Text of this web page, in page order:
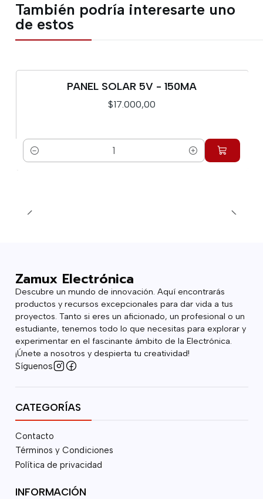
También podría interesarte uno
de estos
PANEL SOLAR 5V - 150MA
$17.000,00
Cantidad
Zamux Electrónica
Descubre un mundo de innovación. Aquí encontrarás
productos y recursos excepcionales para dar vida a tus
proyectos. Tanto si eres un aficionado, un profesional o un
estudiante, tenemos todo lo que necesitas para explorar y
experimentar en el fascinante ámbito de la Electrónica.
¡Únete a nosotros y despierta tu creatividad!
Síguenos
CATEGORÍAS
Contacto
Términos y Condiciones
Política de privacidad
INFORMACIÓN